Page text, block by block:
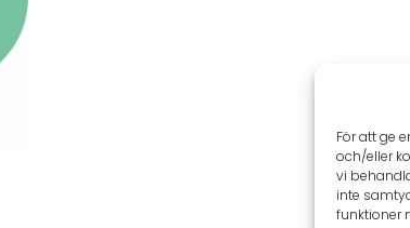
För att ge
och/eller
vi
inte
funktioner